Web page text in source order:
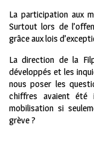
La participation aux
Surtout lors de
grâce aux lois
La direction de la
développés et les
nous poser les
chiffres avaient été
mobilisation si
grève ?